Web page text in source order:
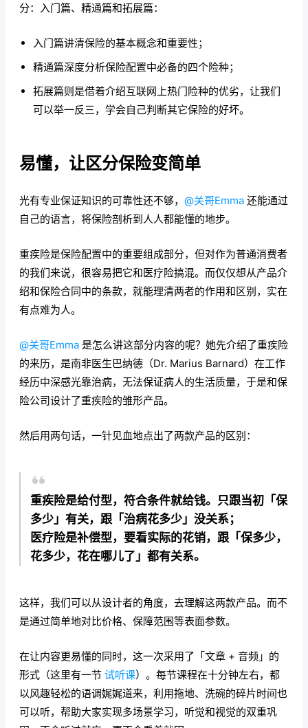
分：入门篇、精通篇和拓展篇：
入门篇讲清保险的基本概念和重要性；
精通篇深度分析保险配置中必备的四个险种；
拓展篇则是借着介绍互联网上热门险种的优劣，让我们
可以举一反三，学会自己判断其它保险的好坏。
易懂，让区分保险变简单
光有专业保证知识的可靠性还不够， @关哥Emma 还能通过
自己的语言，将保险剖析到人人都能懂的地步。
重疾险是保险配置中的重要组成部分，但对作为普通消费者
的我们来说，很容易把它和医疗险搞混。而仅仅想从产品介
绍和保险合同中的条款，就能理清两者的作用和区别，实在
有点难为人。
@关哥Emma 是怎么讲这部分内容的呢？她先介绍了重疾险
的来历，是南非医生巴纳德（Dr. Marius Barnard）在工作
经历中深感光靠治病，无法保证病人的生活质量，于是和保
险公司设计了重疾险的雏形产品。
然后用两句话，一针见血地点出了两款产品的区别：
重疾险是给付型，符合条件就给钱。只跟当初「保
多少」有关，跟「治病花多少」没关系；
医疗险是补偿型，要看实际的花销，跟「保多少，
花多少，花在哪儿了」都有关系。
这样，我们可以从设计者的角度，去理解这两款产品。而不
是通过简单地对比价格、保障范围等表面参数。
在让内容更易懂的同时，这一次采用了「文章 + 音频」的
形式（这里有一节 试听课）。每节课程在十分钟左右，都
以风趣轻松的语调娓娓道来，利用拖地、洗碗的碎片时间也
可以听，帮助大家实现多场景学习，听觉和视觉的双重巩